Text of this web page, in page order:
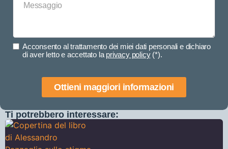
Acconsento al trattamento dei miei dati personali e dichiaro
di aver letto e accettato la privacy policy(*).
Ottieni maggiori informazioni
Ti potrebbero interessare: